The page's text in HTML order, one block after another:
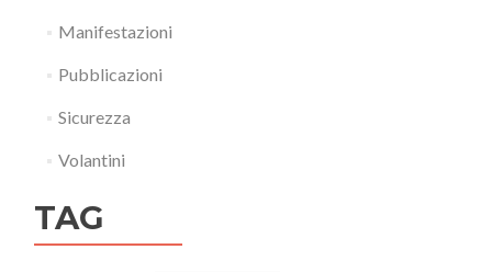
Manifestazioni
Pubblicazioni
Sicurezza
Volantini
TAG